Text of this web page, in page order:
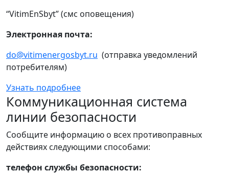
“VitimEnSbyt” (смс оповещения)
Электронная почта:
do@vitimenergosbyt.ru (отправка уведомлений
потребителям)
Узнать подробнее
Коммуникационная система
линии безопасности
Сообщите информацию о всех противоправных
действиях следующими способами:
телефон службы безопасности: